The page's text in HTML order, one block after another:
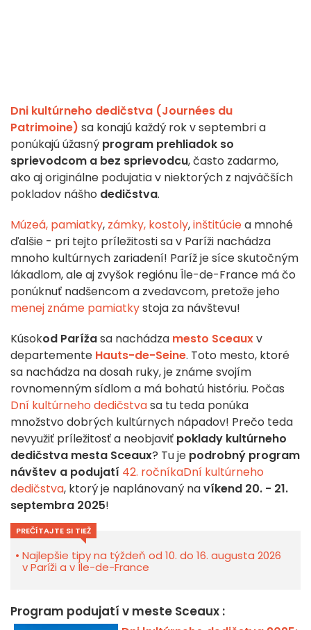
Dni kultúrneho dedičstva (Journées du
Patrimoine) sa konajú každý rok v septembri a
ponúkajú úžasný program prehliadok so
sprievodcom a bez sprievodcu, často zadarmo,
ako aj originálne podujatia v niektorých z najväčších
pokladov nášho dedičstva.
Múzeá, pamiatky, zámky, kostoly,inštitúciea mnohé
ďalšie - pri tejto príležitosti sa v Paríži nachádza
mnoho kultúrnych zariadení! Paríž je síce skutočným
lákadlom, ale aj zvyšok regiónu Île-de-France má čo
ponúknuť nadšencom a zvedavcom, pretože jeho
menej známe pamiatkystoja za návštevu!
Kúsokod Parížasa nachádza mesto Sceauxv
departemente Hauts-de-Seine. Toto mesto, ktoré
sa nachádza na dosah ruky, je známe svojím
rovnomenným sídlom a má bohatú históriu. Počas
Dní kultúrneho dedičstvasa tu teda ponúka
množstvo dobrých kultúrnych nápadov! Prečo teda
nevyužiť príležitosť a neobjaviť poklady kultúrneho
dedičstva mesta Sceaux? Tu je podrobný program
návštev a podujatí 42. ročníkaDní kultúrneho
dedičstva, ktorý je naplánovaný navíkend 20. - 21.
septembra 2025!
PREČÍTAJTE SI TIEŽ
Najlepšie tipy na týždeň od 10. do 16. augusta 2026
v Paríži a v Île-de-France
Program podujatí v meste Sceaux :